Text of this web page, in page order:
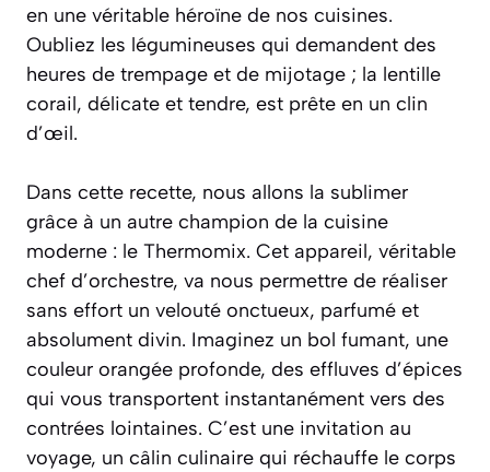
en une véritable héroïne de nos cuisines.
Oubliez les légumineuses qui demandent des
heures de trempage et de mijotage ; la lentille
corail, délicate et tendre, est prête en un clin
d’œil.
Dans cette recette, nous allons la sublimer
grâce à un autre champion de la cuisine
moderne : le Thermomix. Cet appareil, véritable
chef d’orchestre, va nous permettre de réaliser
sans effort un velouté onctueux, parfumé et
absolument divin. Imaginez un bol fumant, une
couleur orangée profonde, des effluves d’épices
qui vous transportent instantanément vers des
contrées lointaines. C’est une invitation au
voyage, un câlin culinaire qui réchauffe le corps